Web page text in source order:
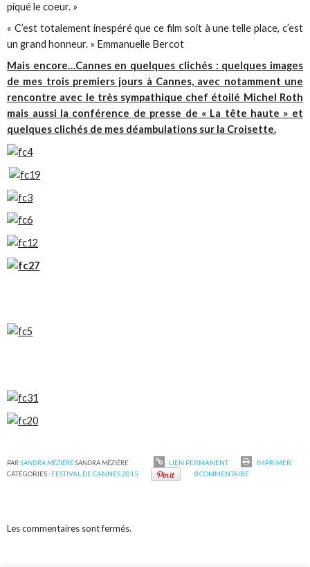
piqué le coeur. »
« C’est totalement inespéré que ce film soit à une telle place, c’est
un grand honneur. » Emmanuelle Bercot
Mais encore…Cannes en quelques clichés : quelques images
de mes trois premiers jours à Cannes, avec notamment une
rencontre avec le très sympathique chef étoilé Michel Roth
mais aussi la conférence de presse de « La tête haute » et
quelques clichés de mes déambulations sur la Croisette.
PARSANDRA MÉZIÈRESANDRA MÉZIÈRE LIEN PERMANENT
IMPRIMER
CATÉGORIES : FESTIVAL DE CANNES 2015 0COMMENTAIRE
Les commentaires sont fermés.